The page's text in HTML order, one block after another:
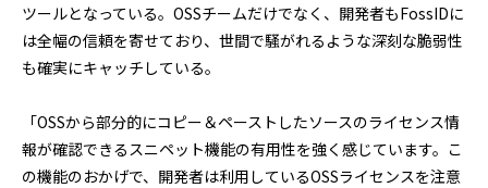
ツールとなっている。OSSチームだけでなく、開発者もFossIDに
は全幅の信頼を寄せており、世間で騒がれるような深刻な脆弱性
も確実にキャッチしている。
「OSSから部分的にコピー＆ペーストしたソースのライセンス情
報が確認できるスニペット機能の有用性を強く感じています。こ
の機能のおかげで、開発者は利用しているOSSライセンスを注意